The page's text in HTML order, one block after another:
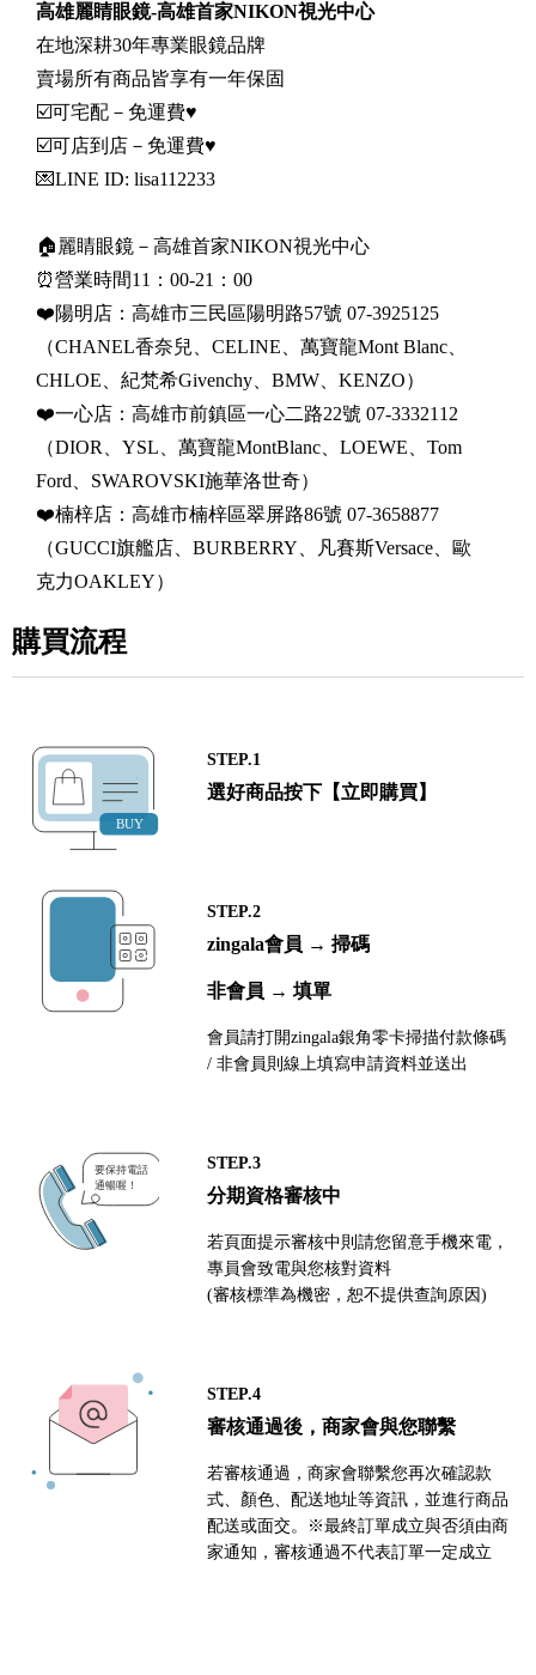
高雄麗睛眼鏡-高雄首家NIKON視光中心
在地深耕30年專業眼鏡品牌
賣場所有商品皆享有一年保固
☑️可宅配－免運費♥
☑️可店到店－免運費♥
💌LINE ID: lisa112233
🏠麗睛眼鏡－高雄首家NIKON視光中心
⏰營業時間11：00-21：00
❤️陽明店：高雄市三民區陽明路57號 07-3925125
（CHANEL香奈兒、CELINE、萬寶龍Mont Blanc、
CHLOE、紀梵希Givenchy、BMW、KENZO）
❤️一心店：高雄市前鎮區一心二路22號 07-3332112
（DIOR、YSL、萬寶龍MontBlanc、LOEWE、Tom
Ford、SWAROVSKI施華洛世奇）
❤️楠梓店：高雄市楠梓區翠屏路86號 07-3658877
（GUCCI旗艦店、BURBERRY、凡賽斯Versace、歐
克力OAKLEY）
購買流程
STEP.1
選好商品按下【立即購買】
STEP.2
zingala會員 → 掃碼
非會員 → 填單
會員請打開zingala銀角零卡掃描付款條碼
/ 非會員則線上填寫申請資料並送出
STEP.3
分期資格審核中
若頁面提示審核中則請您留意手機來電，
專員會致電與您核對資料
(審核標準為機密，恕不提供查詢原因)
STEP.4
審核通過後，商家會與您聯繫
若審核通過，商家會聯繫您再次確認款
式、顏色、配送地址等資訊，並進行商品
配送或面交。※最終訂單成立與否須由商
家通知，審核通過不代表訂單一定成立